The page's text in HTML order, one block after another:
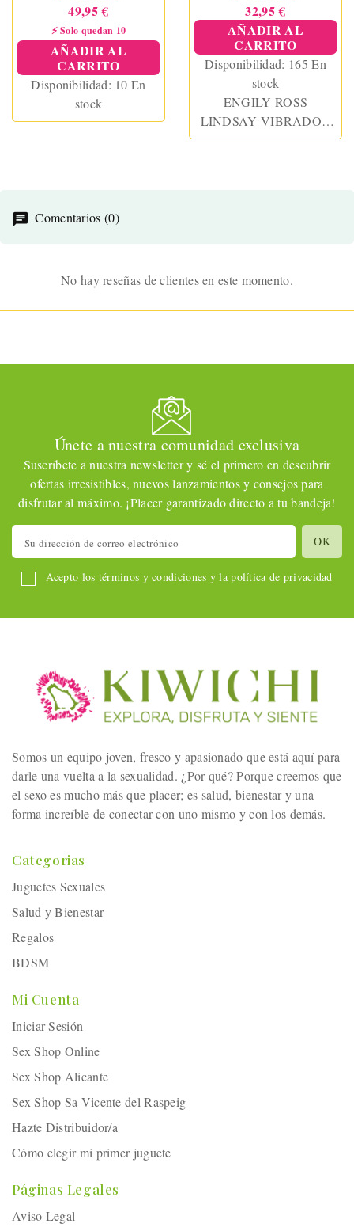
49,95 €
⚡ Solo quedan 10
AÑADIR AL
CARRITO
Disponibilidad: 10 En
stock
32,95 €
AÑADIR AL
CARRITO
Disponibilidad: 165 En
stock
ENGILY ROSS
LINDSAY VIBRADOR
CON CADENA ANAL
Comentarios (0)
No hay reseñas de clientes en este momento.
Únete a nuestra comunidad exclusiva
Suscríbete a nuestra newsletter y sé el primero en descubrir
ofertas irresistibles, nuevos lanzamientos y consejos para
disfrutar al máximo. ¡Placer garantizado directo a tu bandeja!
Acepto los términos y condiciones y la política de privacidad
Somos un equipo joven, fresco y apasionado que está aquí para
darle una vuelta a la sexualidad. ¿Por qué? Porque creemos que
el sexo es mucho más que placer; es salud, bienestar y una
forma increíble de conectar con uno mismo y con los demás.
Categorias
Juguetes Sexuales
Salud y Bienestar
Regalos
BDSM
Mi Cuenta
Iniciar Sesión
Sex Shop Online
Sex Shop Alicante
Sex Shop Sa Vicente del Raspeig
Hazte Distribuidor/a
Cómo elegir mi primer juguete
Páginas Legales
Aviso Legal